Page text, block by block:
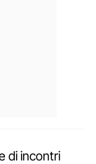
di incontri